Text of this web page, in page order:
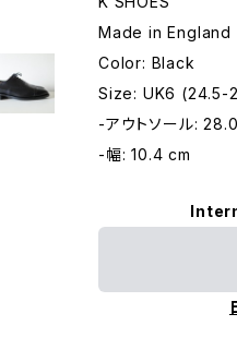
Made in England
Color: Black
Size: UK6 (24.5-
-アウトソール:
-幅: 10.4 cm